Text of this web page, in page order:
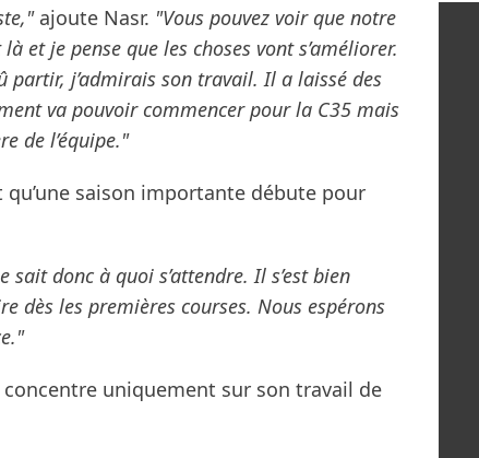
ajoute Nasr. "Vous pouvez voir que notre
et je pense que les choses vont s’améliorer.
partir, j’admirais son travail. Il a laissé des
va pouvoir commencer pour la C35 mais
de l’équipe."
qu’une saison importante débute pour
sait donc à quoi s’attendre. Il s’est bien
dès les premières courses. Nous espérons
uniquement sur son travail de